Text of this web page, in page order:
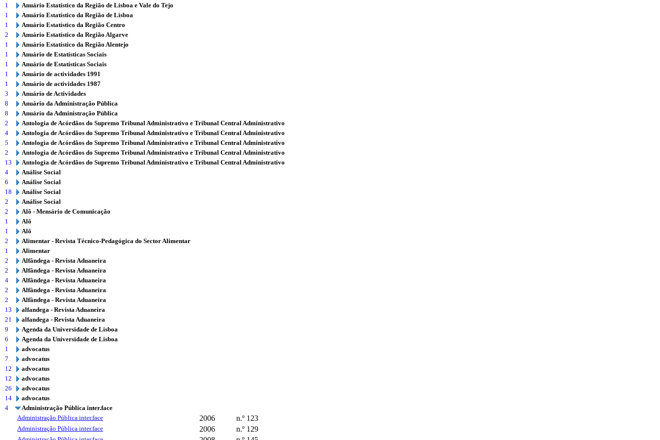
1
Anuário Estatístico da Região de Lisboa e Vale do Tejo
1
Anuário Estatístico da Região de Lisboa
1
Anuário Estatístico da Região Centro
2
Anuário Estatístico da Região Algarve
1
Anuário Estatístico da Região Alentejo
1
Anuário de Estatísticas Sociais
1
Anuário de Estatísticas Sociais
1
Anuário de actividades 1991
1
Anuário de actividades 1987
3
Anuário de Actividades
8
Anuário da Administração Pública
8
Anuário da Administração Pública
2
Antologia de Acórdãos do Supremo Tribunal Administrativo e Tribunal Central Administrativo
4
Antologia de Acórdãos do Supremo Tribunal Administrativo e Tribunal Central Administrativo
5
Antologia de Acórdãos do Supremo Tribunal Administrativo e Tribunal Central Administrativo
2
Antologia de Acórdãos do Supremo Tribunal Administrativo e Tribunal Central Administrativo
13
Antologia de Acórdãos do Supremo Tribunal Administrativo e Tribunal Central Administrativo
4
Análise Social
6
Análise Social
18
Análise Social
2
Análise Social
2
Alô - Mensário de Comunicação
1
Alô
1
Alô
2
Alimentar - Revista Técnico-Pedagógica do Sector Alimentar
1
Alimentar
2
Alfândega - Revista Aduaneira
2
Alfândega - Revista Aduaneira
4
Alfândega - Revista Aduaneira
2
Alfândega - Revista Aduaneira
2
Alfândega - Revista Aduaneira
13
alfandega - Revista Aduaneira
21
alfandega - Revista Aduaneira
9
Agenda da Universidade de Lisboa
6
Agenda da Universidade de Lisboa
1
advocatus
7
advocatus
12
advocatus
12
advocatus
26
advocatus
14
advocatus
4
Administração Pública inter.face
Administração Pública inter.face
2006 n.º 123
Administração Pública inter.face 2006 n.º 129